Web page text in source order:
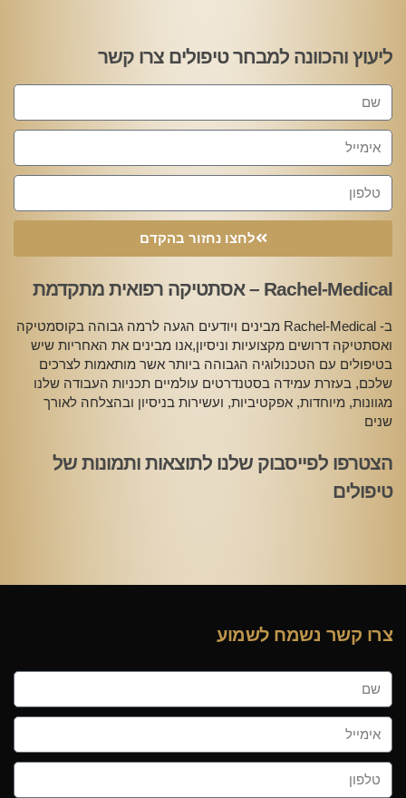
ליעוץ והכוונה למבחר טיפולים צרו קשר
לחצו נחזור בהקדם
Rachel-Medical – אסתטיקה רפואית מתקדמת
ב- Rachel-Medical מבינים ויודעים הגעה לרמה גבוהה בקוסמטיקה
ואסתטיקה דרושים מקצועיות וניסיון,אנו מבינים את האחריות שיש
בטיפולים עם הטכנולוגיה הגבוהה ביותר אשר מותאמות לצרכים
שלכם, בעזרת עמידה בסטנדרטים עולמיים תכניות העבודה שלנו
מגוונות, מיוחדות, אפקטיביות, ועשירות בניסיון ובהצלחה לאורך
שנים
הצטרפו לפייסבוק שלנו לתוצאות ותמונות של
טיפולים
צרו קשר נשמח לשמוע